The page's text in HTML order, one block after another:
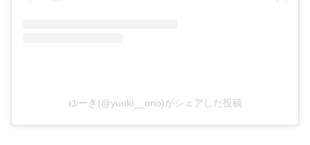
ゆーき(@yuuki__ono)がシェアした投稿